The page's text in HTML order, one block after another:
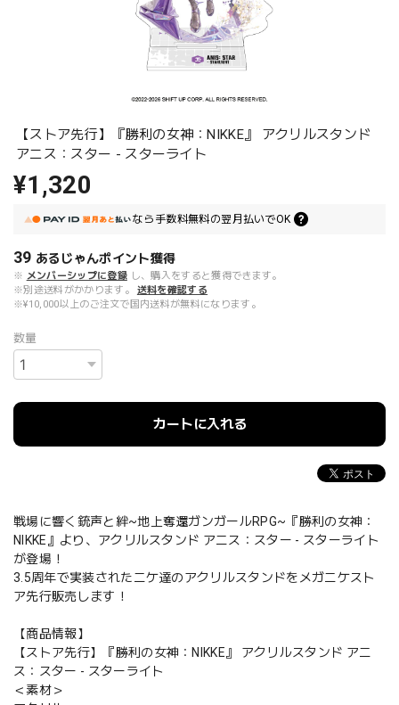
【ストア先行】『勝利の女神：NIKKE』 アクリルスタンド
アニス：スター - スターライト
¥1,320
なら 手数料無料の翌月払いでOK
39 あるじゃんポイント獲得
※ メンバーシップに登録 し、購入をすると獲得できます。
※別途送料がかかります。
送料を確認する
※¥10,000以上のご注文で国内送料が無料になります。
数量
カートに入れる
戦場に響く銃声と絆~地上奪還ガンガールRPG~『勝利の女神：
NIKKE』より、アクリルスタンド アニス：スター - スターライト
が登場！
3.5周年で実装されたニケ達のアクリルスタンドをメガニケスト
ア先行販売します！
【商品情報】
【ストア先行】『勝利の女神：NIKKE』 アクリルスタンド アニ
ス：スター - スターライト
＜素材＞